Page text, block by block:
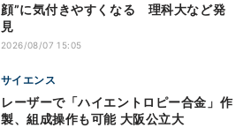
顔”に気付きやすくなる 理科大など発
見
2026/08/07 15:05
サイエンス
レーザーで「ハイエントロピー合金」作
製、組成操作も可能 大阪公立大